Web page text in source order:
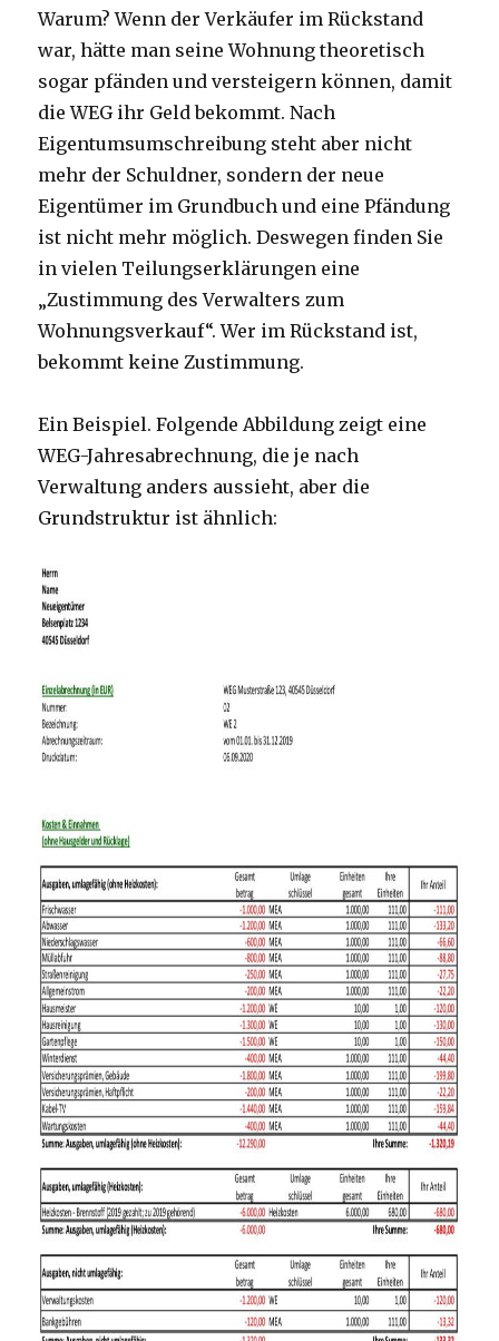
Warum? Wenn der Verkäufer im Rückstand
war, hätte man seine Wohnung theoretisch
sogar pfänden und versteigern können, damit
die WEG ihr Geld bekommt. Nach
Eigentumsumschreibung steht aber nicht
mehr der Schuldner, sondern der neue
Eigentümer im Grundbuch und eine Pfändung
ist nicht mehr möglich. Deswegen finden Sie
in vielen Teilungserklärungen eine
„Zustimmung des Verwalters zum
Wohnungsverkauf“. Wer im Rückstand ist,
bekommt keine Zustimmung.
Ein Beispiel. Folgende Abbildung zeigt eine
WEG-Jahresabrechnung, die je nach
Verwaltung anders aussieht, aber die
Grundstruktur ist ähnlich: